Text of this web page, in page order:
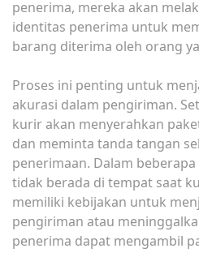
penerima, mereka akan
identitas penerima untuk
barang diterima oleh orang
Proses ini penting untuk
akurasi dalam pengiriman.
kurir akan menyerahkan
dan meminta tanda tangan
penerimaan. Dalam
tidak berada di tempat saat
memiliki kebijakan untuk
pengiriman atau
penerima dapat mengambil